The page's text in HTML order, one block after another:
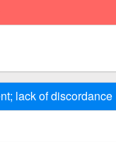
lack of discordance